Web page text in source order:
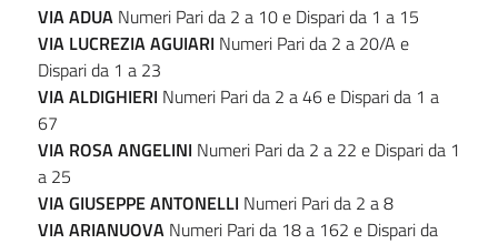
VIA ADUA Numeri Pari da 2 a 10 e Dispari da 1 a 15
VIA LUCREZIA AGUIARI Numeri Pari da 2 a 20/A e
Dispari da 1 a 23
VIA ALDIGHIERI Numeri Pari da 2 a 46 e Dispari da 1 a
67
VIA ROSA ANGELINI Numeri Pari da 2 a 22 e Dispari da 1
a 25
VIA GIUSEPPE ANTONELLI Numeri Pari da 2 a 8
VIA ARIANUOVA Numeri Pari da 18 a 162 e Dispari da